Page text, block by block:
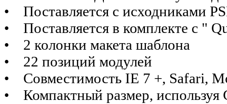
• Поставляется с исходниками
• Поставляется в комплекте с "
• 2 колонки макета шаблона
• 22 позиций модулей
• Совместимость IE 7 +, Safari,
• Компактный размер, используя